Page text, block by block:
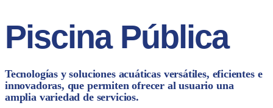
Piscina Pública
Tecnologías y soluciones acuáticas versátiles, eficientes e
innovadoras, que permiten ofrecer al usuario una
amplia variedad de servicios.